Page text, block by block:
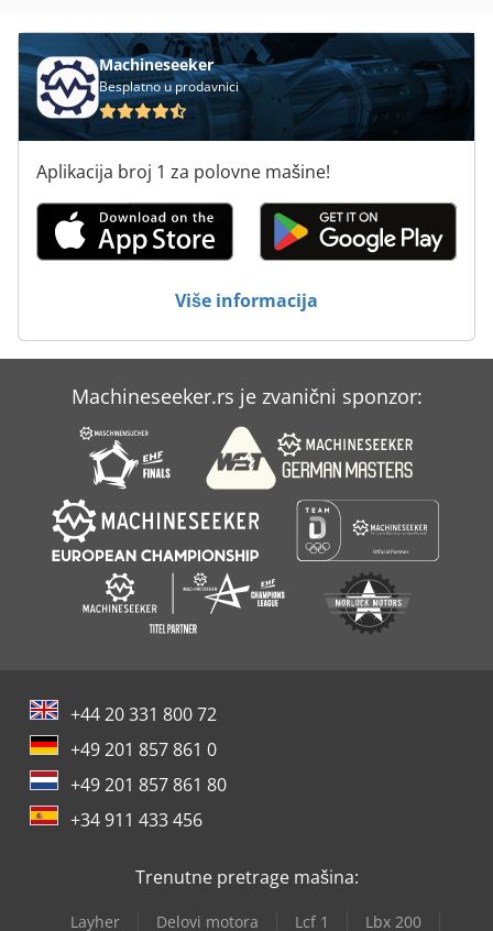
Machineseeker
Besplatno u prodavnici
Aplikacija broj 1 za polovne mašine!
Više informacija
Machineseeker.rs je zvanični sponzor:
+44 20 331 800 72
+49 201 857 861 0
+49 201 857 861 80
+34 911 433 456
Trenutne pretrage mašina:
Layher Delovi motora Lcf 1
Lbx 200